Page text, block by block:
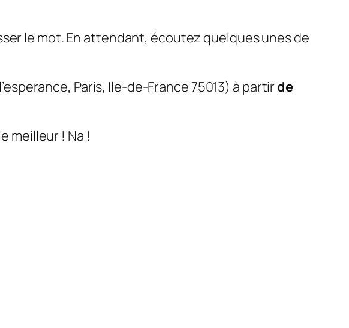
le mot. En attendant, écoutez quelques unes de
Paris, Ile-de-France 75013) à partirde
meilleur ! Na !